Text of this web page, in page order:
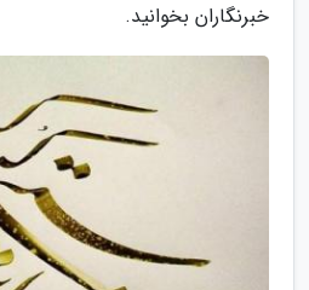
خبرنگاران بخوانید.